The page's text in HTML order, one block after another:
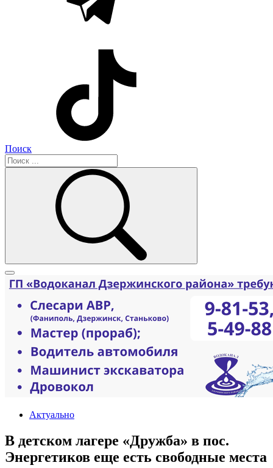
Поиск
Актуально
В детском лагере «Дружба» в пос.
Энергетиков еще есть свободные места